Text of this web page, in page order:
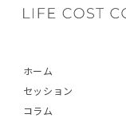
ホーム
セッション
コラム